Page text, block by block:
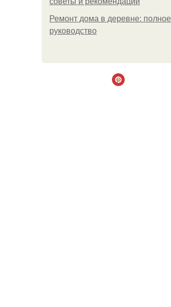
Ремонт дома в деревне: полное
руководство